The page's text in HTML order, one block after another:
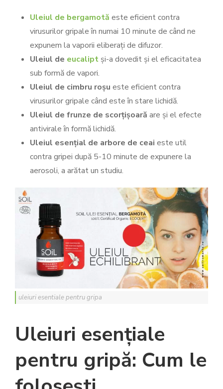
Uleiul de bergamotă este eficient contra
virusurilor gripale în numai 10 minute de când ne
expunem la vaporii eliberați de difuzor.
Uleiul de eucalipt și-a dovedit și el eficacitatea
sub formă de vapori.
Uleiul de cimbru roșu este eficient contra
virusurilor gripale când este în stare lichidă.
Uleiul de frunze de scorțișoară are și el efecte
antivirale în formă lichidă.
Uleiul esențial de arbore de ceai este util
contra gripei după 5-10 minute de expunere la
aerosoli, a arătat un studiu.
uleiuri esentiale pentru gripa
Uleiuri esențiale
pentru gripă: Cum le